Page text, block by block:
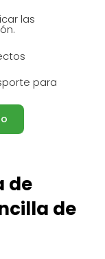
las
para
de
de